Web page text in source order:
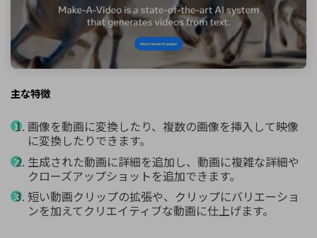
主な特徴
画像を動画に変換したり、複数の画像を挿入して映像
に変換したりできます。
生成された動画に詳細を追加し、動画に複雑な詳細や
クローズアップショットを追加できます。
短い動画クリップの拡張や、クリップにバリエーショ
ンを加えてクリエイティブな動画に仕上げます。